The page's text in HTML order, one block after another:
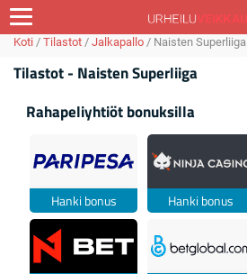
Koti / Tilastot / Jalkapallo / Naisten Superliiga
Tilastot - Naisten Superliiga
Rahapeliyhtiöt bonuksilla
Hanki bonus Hanki bonus